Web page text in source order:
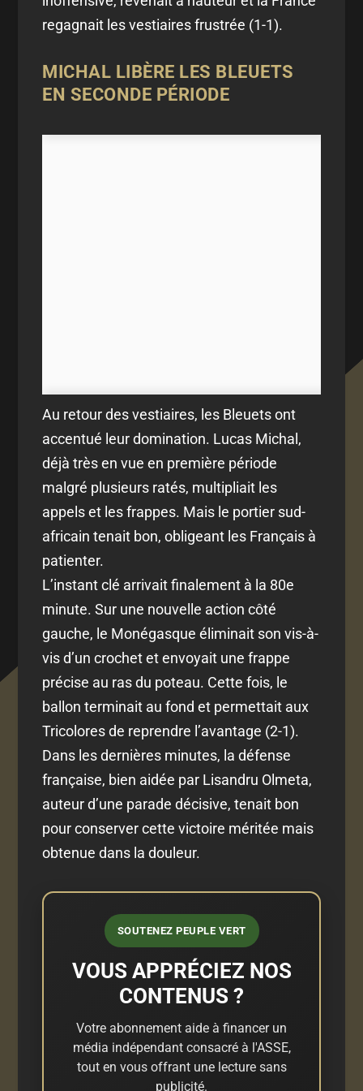
regagnait les vestiaires frustrée (1-1).
MICHAL LIBÈRE LES BLEUETS
EN SECONDE PÉRIODE
Au retour des vestiaires, les Bleuets ont
accentué leur domination. Lucas Michal,
déjà très en vue en première période
malgré plusieurs ratés, multipliait les
appels et les frappes. Mais le portier sud-
africain tenait bon, obligeant les Français à
patienter.
L’instant clé arrivait finalement à la 80e
minute. Sur une nouvelle action côté
gauche, le Monégasque éliminait son vis-à-
vis d’un crochet et envoyait une frappe
précise au ras du poteau. Cette fois, le
ballon terminait au fond et permettait aux
Tricolores de reprendre l’avantage (2-1).
Dans les dernières minutes, la défense
française, bien aidée par Lisandru Olmeta,
auteur d’une parade décisive, tenait bon
pour conserver cette victoire méritée mais
obtenue dans la douleur.
SOUTENEZ PEUPLE VERT
VOUS APPRÉCIEZ NOS
CONTENUS ?
Votre abonnement aide à financer un
média indépendant consacré à l'ASSE,
tout en vous offrant une lecture sans
publicité.